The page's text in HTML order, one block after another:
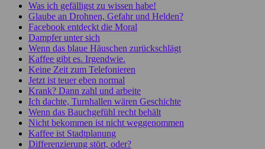
Was ich gefälligst zu wissen habe!
Glaube an Drohnen, Gefahr und Helden?
Facebook entdeckt die Moral
Dampfer unter sich
Wenn das blaue Häuschen zurückschlägt
Kaffee gibt es. Irgendwie.
Keine Zeit zum Telefonieren
Jetzt ist teuer eben normal
Krank? Dann zahl und arbeite
Ich dachte, Turnhallen wären Geschichte
Wenn das Bauchgefühl recht behält
Nicht bekommen ist nicht weggenommen
Kaffee ist Stadtplanung
Differenzierung stört, oder?